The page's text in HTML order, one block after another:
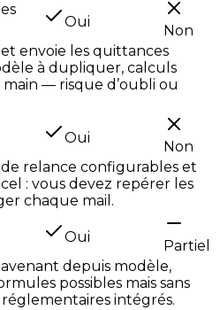
Oui
Non
envoie les quittances
à dupliquer, calculs
— risque d’oubli ou
Oui
Non
relance configurables et
: vous devez repérer les
chaque mail.
Oui
Partiel
depuis modèle,
possibles mais sans
intégrés.